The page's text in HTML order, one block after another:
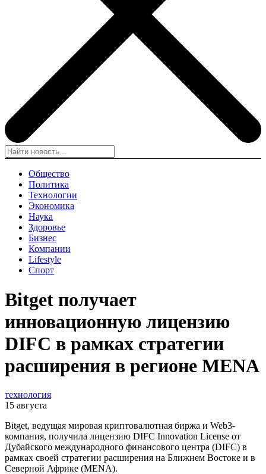
Общество
Политика
Технологии
Экономика
Наука
Здоровье
Бизнес
Компании
Lifestyle
Спорт
Bitget получает
инновационную лицензию
DIFC в рамках стратегии
расширения в регионе MENA
технология
15 августа
Bitget, ведущая мировая криптовалютная биржа и Web3-
компания, получила лицензию DIFC Innovation License от
Дубайского международного финансового центра (DIFC) в
рамках своей стратегии расширения на Ближнем Востоке и в
Северной Африке (MENA).